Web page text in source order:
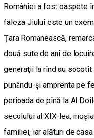
României a fost oaspete
faleza Jiului este un
Ţara Românească,
două sute de ani de
generaţii la rînd au
punându-şi amprenta pe
perioada de pînă la Al
secolului al XIX-lea,
familiei, iar alături de